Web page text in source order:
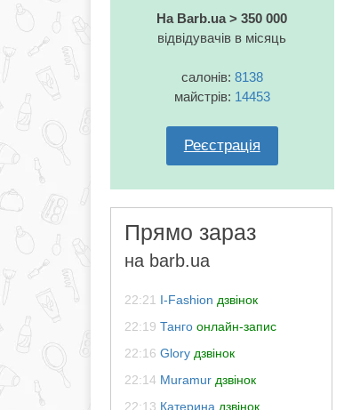
На Barb.ua > 350 000
відвідувачів в місяць
салонів: 8138
майстрів: 14453
Реєстрація
Прямо зараз
на barb.ua
22:21 I-Fashion дзвінок
22:19 Танго онлайн-запис
22:16 Glory дзвінок
22:14 Muramur дзвінок
22:13 Катерина дзвінок